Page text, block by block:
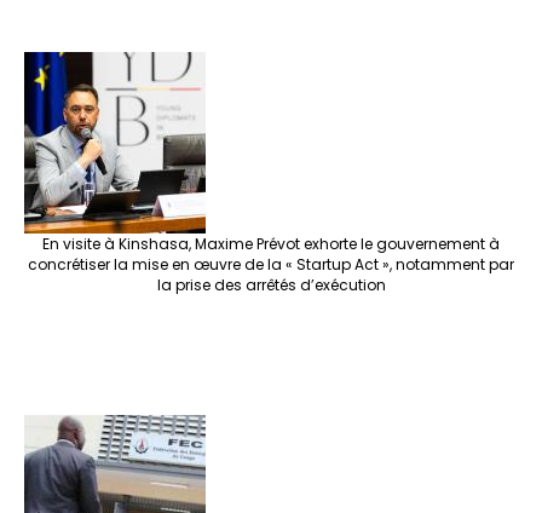
En visite à Kinshasa, Maxime Prévot exhorte le gouvernement à
concrétiser la mise en œuvre de la « Startup Act », notamment par
la prise des arrêtés d’exécution